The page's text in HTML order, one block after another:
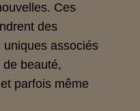
Ces
des
associés
beauté,
parfois même